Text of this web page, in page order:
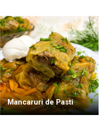
Mancaruri de Pasti